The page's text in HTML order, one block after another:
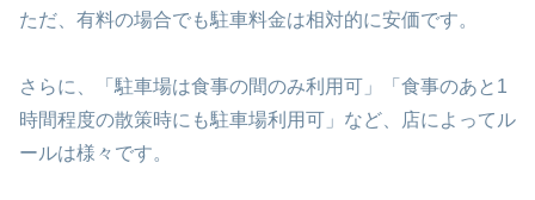
ただ、有料の場合でも駐車料金は相対的に安価です。
さらに、「駐車場は食事の間のみ利用可」「食事のあと1
時間程度の散策時にも駐車場利用可」など、店によってル
ールは様々です。